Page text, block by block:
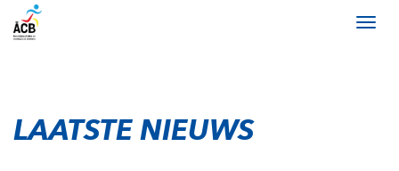
LAATSTE NIEUWS